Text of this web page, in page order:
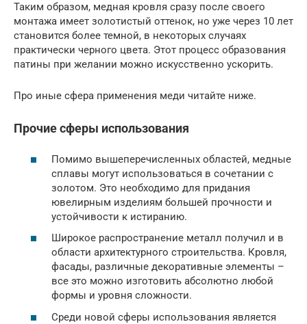
Таким образом, медная кровля сразу после своего
монтажа имеет золотистый оттенок, но уже через 10 лет
становится более темной, в некоторых случаях
практически черного цвета. Этот процесс образования
патины при желании можно искусственно ускорить.
Про иные сфера применения меди читайте ниже.
Прочие сферы использования
Помимо вышеперечисленных областей, медные
сплавы могут использоваться в сочетании с
золотом. Это необходимо для придания
ювелирным изделиям большей прочности и
устойчивости к истиранию.
Широкое распространение металл получил и в
области архитектурного строительства. Кровля,
фасады, различные декоративные элементы –
все это можно изготовить абсолютно любой
формы и уровня сложности.
Среди новой сферы использования является